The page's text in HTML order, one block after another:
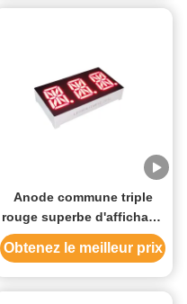
Anode commune triple
rouge superbe d'affichage
à LED de segment du
chiffre 0.54inch 14 pour le
tableau de bord
Obtenez le meilleur prix